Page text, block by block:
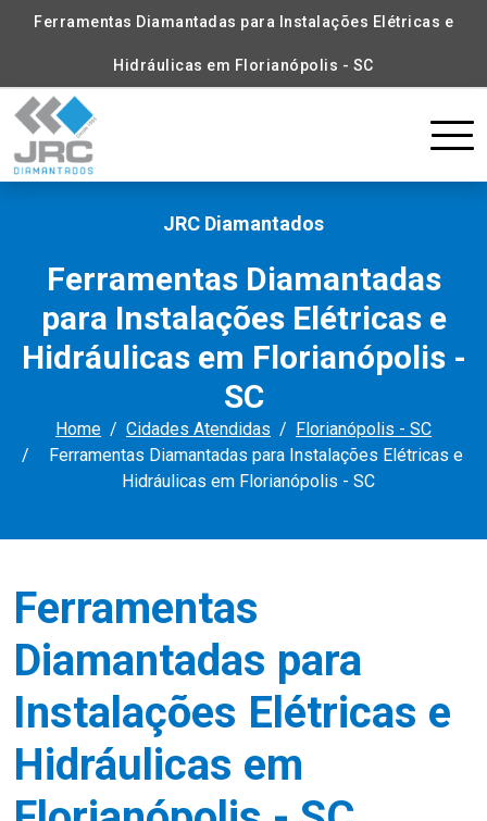
Ferramentas Diamantadas para Instalações Elétricas e
Hidráulicas em Florianópolis - SC
JRC Diamantados
Ferramentas Diamantadas
para Instalações Elétricas e
Hidráulicas em Florianópolis -
SC
Home Cidades Atendidas
Florianópolis - SC
Ferramentas Diamantadas para Instalações Elétricas e
Hidráulicas em Florianópolis - SC
Ferramentas
Diamantadas para
Instalações Elétricas e
Hidráulicas em